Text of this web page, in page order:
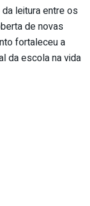
leitura entre os
de novas
fortaleceu a
da escola na vida